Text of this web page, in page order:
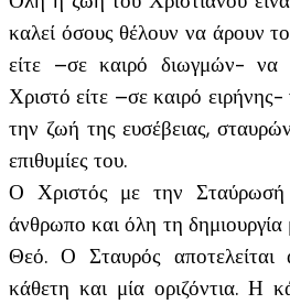
καλεί όσους θέλουν να άρουν
είτε –σε καιρό διωγμών- να
Χριστό είτε –σε καιρό ειρήνης-
την ζωή της ευσέβειας,
επιθυμίες του.
Ο Χριστός με την Σταύρωσή
άνθρωπο και όλη τη δημιουργία
Θεό. Ο Σταυρός αποτελείται
κάθετη και μία οριζόντια. Η